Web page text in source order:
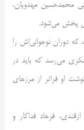
محمدحسین مهدویان،
که دوران نوجوانی‌اش را
می‌رسد که باید در
او فراتر از مرزهای
فرهاد فداکار و